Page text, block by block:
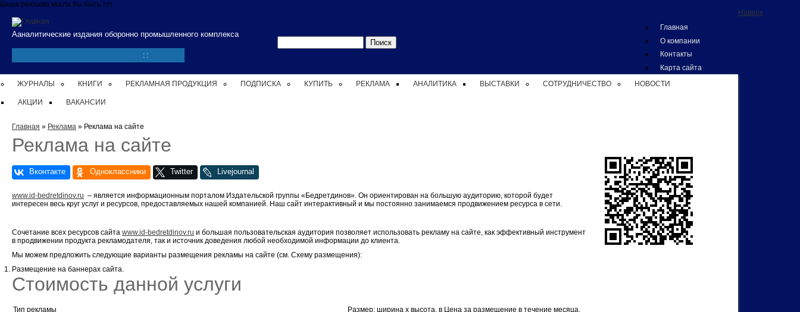
Перейти к основному содержанию
Ваша реклама могла бы быть тут
Ааналитические издания оборонно промышленного комплекса
Главная
О компании
Контакты
Карта сайта
Форма
поиска
: :
ЖУРНАЛЫ КНИГИ РЕКЛАМНАЯ ПРОДУКЦИЯ ПОДПИСКА КУПИТЬ РЕКЛАМА АНАЛИТИКА ВЫСТАВКИ СОТРУДНИЧЕСТВО НОВОСТИ
АКЦИИ ВАКАНСИИ
Вы здесь
Главная » Реклама » Реклама на сайте
Реклама на сайте
www.id-bedretdinov.ru – является информационным порталом Издательской группы «Бедретдинов». Он ориентирован на большую аудиторию, которой будет
интересен весь круг услуг и ресурсов, предоставляемых нашей компанией. Наш сайт интерактивный и мы постоянно занимаемся продвижением ресурса в сети.
Сочетание всех ресурсов сайта www.id-bedretdinov.ru и большая пользовательская аудитория позволяет использовать рекламу на сайте, как эффективный инструмент
в продвижении продукта рекламодателя, так и источник доведения любой необходимой информации до клиента.
Мы можем предложить следующие варианты размещения рекламы на сайте (см. Схему размещения):
Размещение на баннерах сайта.
Стоимость данной услуги
Тип рекламы
Размер: ширина х высота, в Цена за размещение в течение месяца,
Наверх